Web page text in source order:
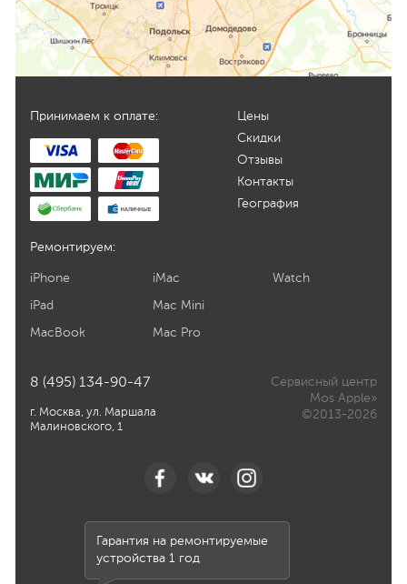
Принимаем к оплате:
Цены
Скидки
Отзывы
Контакты
География
Ремонтируем:
iPhone
iPad
MacBook
iMac
Mac Mini
Mac Pro
Watch
8 (495) 134-90-47
г. Москва, ул. Маршала
Малиновского, 1
Сервисный центр
Mos Apple»
©2013-2026
Гарантия на ремонтируемые
устройства 1 год